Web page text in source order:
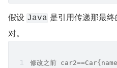
假设 Java 是引用传递那最
对。
修改之前